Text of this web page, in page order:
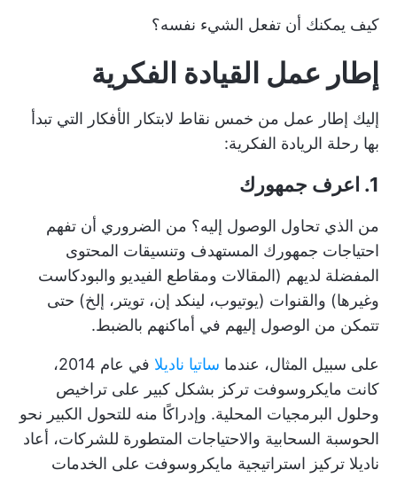
كيف يمكنك أن تفعل الشيء نفسه؟
إطار عمل القيادة الفكرية
إليك إطار عمل من خمس نقاط لابتكار الأفكار التي تبدأ
بها رحلة الريادة الفكرية:
1. اعرف جمهورك
من الذي تحاول الوصول إليه؟ من الضروري أن تفهم
احتياجات جمهورك المستهدف وتنسيقات المحتوى
المفضلة لديهم (المقالات ومقاطع الفيديو والبودكاست
وغيرها) والقنوات (يوتيوب، لينكد إن، تويتر، إلخ) حتى
تتمكن من الوصول إليهم في أماكنهم بالضبط.
على سبيل المثال، عندما ساتيا ناديلا
في عام 2014،
كانت مايكروسوفت تركز بشكل كبير على تراخيص
وحلول البرمجيات المحلية. وإدراكًا منه للتحول الكبير نحو
الحوسبة السحابية والاحتياجات المتطورة للشركات، أعاد
ناديلا تركيز استراتيجية مايكروسوفت على الخدمات